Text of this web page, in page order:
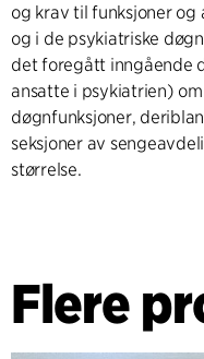
og krav til funksjoner
og i de psykiatriske
det foregått inngående
ansatte i psykiatrien)
døgnfunksjoner,
seksjoner av
størrelse.
Flere